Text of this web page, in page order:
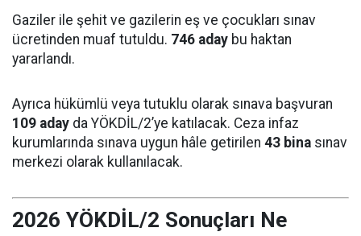
Gaziler ile şehit ve gazilerin eş ve çocukları sınav
ücretinden muaf tutuldu. 746 aday bu haktan
yararlandı.
Ayrıca hükümlü veya tutuklu olarak sınava başvuran
109 aday da YÖKDİL/2’ye katılacak. Ceza infaz
kurumlarında sınava uygun hâle getirilen 43 bina sınav
merkezi olarak kullanılacak.
2026 YÖKDİL/2 Sonuçları Ne